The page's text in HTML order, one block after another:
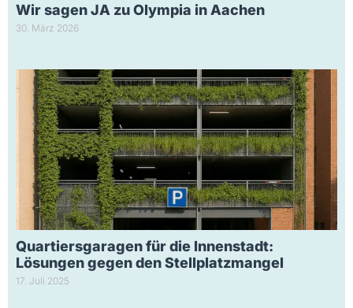
Wir sagen JA zu Olympia in Aachen
30. März 2026
Quartiersgaragen für die Innenstadt:
Lösungen gegen den Stellplatzmangel
17. Juli 2025